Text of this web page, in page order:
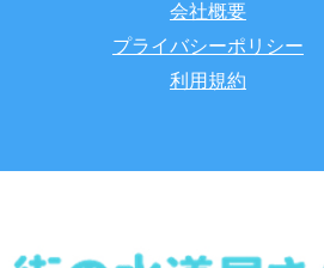
会社概要
プライバシーポリシー
利用規約